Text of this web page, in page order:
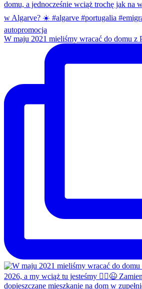
W maju 2021 mieliśmy wracać do domu z